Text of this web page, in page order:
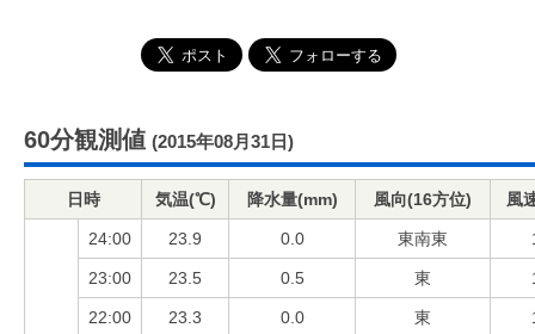
60分観測値 (2015年08月31日)
日時 気温(℃) 降水量(mm) 風向(16方位) 風
24:00 23.9 0.0 東南東
23:00 23.5 0.5 東
22:00 23.3 0.0 東